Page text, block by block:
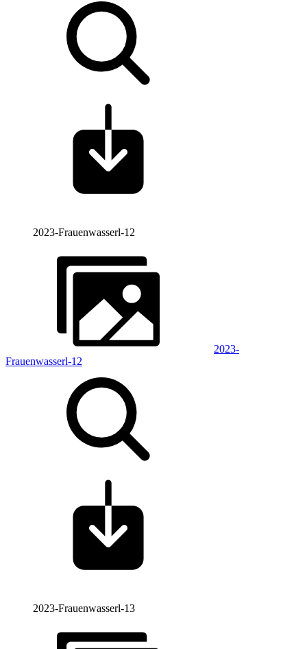
2023-Frauenwasserl-12
2023-
Frauenwasserl-12
2023-Frauenwasserl-13